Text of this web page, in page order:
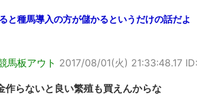
と種馬導入の方が儲かるというだけの話だよ
馬板アウト 2017/08/01(火) 21:33:48.17
作らないと良い繁殖も買えんからな